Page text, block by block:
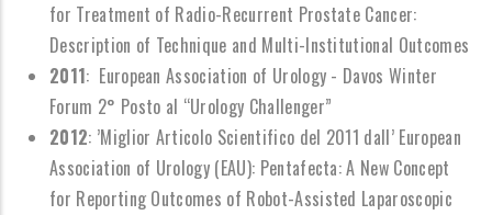
for Treatment of Radio-Recurrent Prostate Cancer:
Description of Technique and Multi-Institutional Outcomes
2011: European Association of Urology - Davos Winter
Forum 2° Posto al “Urology Challenger”
2012: ’Miglior Articolo Scientifico del 2011 dall’ European
Association of Urology (EAU): Pentafecta: A New Concept
for Reporting Outcomes of Robot-Assisted Laparoscopic